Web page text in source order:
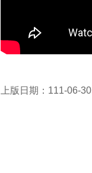
上版日期：111-06-30